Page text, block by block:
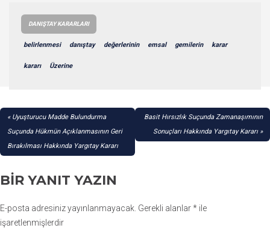
DANIŞTAY KARARLARI
belirlenmesi danıştay değerlerinin emsal gemilerin karar
kararı Üzerine
YAZI
GEZINMESI
Uyuşturucu Madde Bulundurma
Suçunda Hükmün Açıklanmasının Geri
Bırakılması Hakkında Yargıtay Kararı
Basit Hırsızlık Suçunda Zamanaşımının
Sonuçları Hakkında Yargıtay Kararı
BIR YANIT YAZIN
E-posta adresiniz yayınlanmayacak. Gerekli alanlar* ile
işaretlenmişlerdir